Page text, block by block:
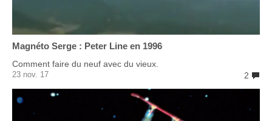
Magnéto Serge : Peter Line en 1996
Comment faire du neuf avec du vieux.
2
23 nov. 17